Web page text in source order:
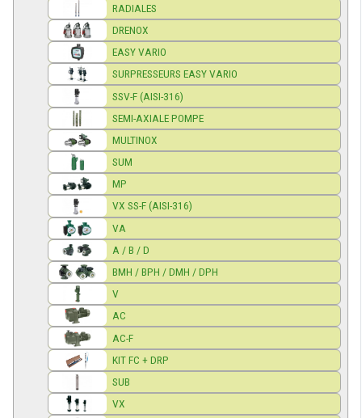
RADIALES
DRENOX
EASY VARIO
SURPRESSEURS EASY VARIO
SSV-F (AISI-316)
SEMI-AXIALE POMPE
MULTINOX
SUM
MP
VX SS-F (AISI-316)
VA
A / B / D
BMH / BPH / DMH / DPH
V
AC
AC-F
KIT FC + DRP
SUB
VX